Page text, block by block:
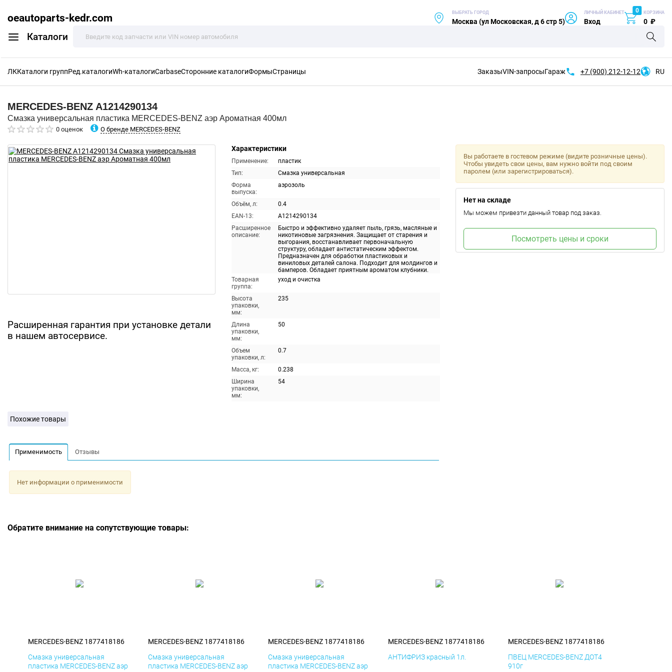
oeautoparts-kedr.com
Каталоги
ВЫБРАТЬ ГОРОД
Москва (ул Московская, д 6 стр 5)
ЛИЧНЫЙ КАБИНЕТ
Вход
0 КОРЗИНА
0 ₽
ЛККаталоги группРед.каталогиWh-каталогиCarbaseСторонние каталогиФормыСтраницы ЗаказыVIN-запросыГараж +7 (900) 212-12-12 RU
MERCEDES-BENZ A1214290134
Смазка универсальная пластика MERCEDES-BENZ аэр Ароматная 400мл
0 оценок О бренде MERCEDES-BENZ
Расширенная гарантия при установке детали
в нашем автосервисе.
Характеристики
Применение:
пластик
Тип:
Смазка универсальная
Форма
выпуска:
аэрозоль
Объём, л:
0.4
EAN-13:
A1214290134
Расширенное
описание:
Быстро и эффективно удаляет пыль, грязь, масляные и
никотиновые загрязнения. Защищает от старения и
выгорания, восстанавливает первоначальную
структуру, обладает антистатическим эффектом.
Предназначен для обработки пластиковых и
виниловых деталей салона. Подходит для молдингов и
бамперов. Обладает приятным ароматом клубники.
Товарная
группа:
уход и очистка
Высота
упаковки,
мм:
235
Длина
упаковки,
мм:
50
Объем
упаковки, л:
0.7
Масса, кг:
0.238
Ширина
упаковки,
мм:
54
Вы работаете в гостевом режиме (видите розничные цены).
Чтобы увидеть свои цены, вам нужно войти под своим
паролем (или зарегистрироваться).
Нет на складе
Мы можем привезти данный товар под заказ.
Посмотреть цены и сроки
Похожие товары
Применимость Отзывы
Нет информации о применимости
Обратите внимание на сопутствующие товары:
MERCEDES-BENZ 1877418186
Смазка универсальная
пластика MERCEDES-BENZ аэр
MERCEDES-BENZ 1877418186
Смазка универсальная
пластика MERCEDES-BENZ аэр
MERCEDES-BENZ 1877418186
Смазка универсальная
пластика MERCEDES-BENZ аэр
MERCEDES-BENZ 1877418186
АНТИФРИЗ красный 1л.
MERCEDES-BENZ 1877418186
ПВЕЦ MERCEDES-BENZ ДОТ4
910г